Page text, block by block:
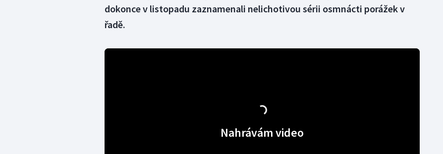
dokonce v listopadu zaznamenali nelichotivou sérii osmnácti porážek v
řadě.
Nahrávám video